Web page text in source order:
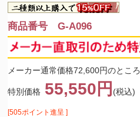
商品番号 G-A096
メーカー通常価格72,600円のところ
特別価格 55,550円 (税込)
[505ポイント進呈 ]